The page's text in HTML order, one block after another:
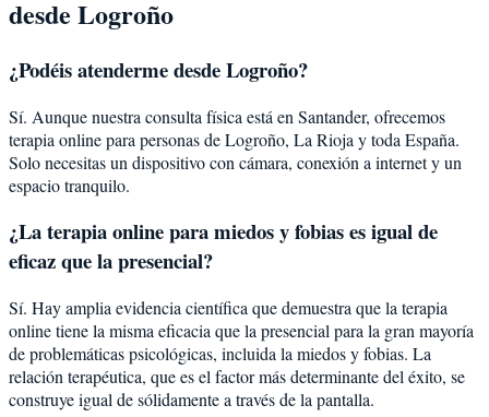
desde Logroño
¿Podéis atenderme desdeLogroño?
Sí. Aunque nuestra consulta física está en Santander, ofrecemos
terapia online para personas deLogroño, La Rioja y toda España.
Solo necesitas un dispositivo con cámara, conexión a internet y un
espacio tranquilo.
¿La terapia online paramiedos y fobiases igual de
eficaz que la presencial?
Sí. Hay amplia evidencia científica que demuestra que la terapia
online tiene la misma eficacia que la presencial para la gran mayoría
de problemáticas psicológicas, incluida la miedos y fobias. La
relación terapéutica, que es el factor más determinante del éxito, se
construye igual de sólidamente a través de la pantalla.